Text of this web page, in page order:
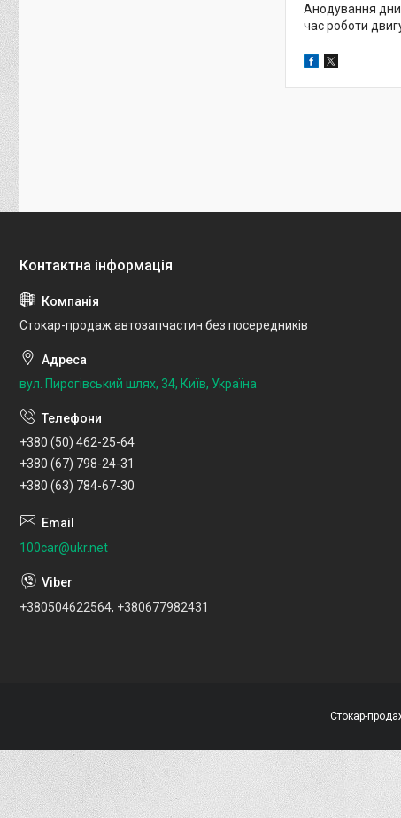
Анодування
час роботи
Стокар-продаж автозапчастин без посередників
вул. Пирогівський шлях, 34, Київ, Україна
+380 (50) 462-25-64
+380 (67) 798-24-31
+380 (63) 784-67-30
100car@ukr.net
+380504622564, +380677982431